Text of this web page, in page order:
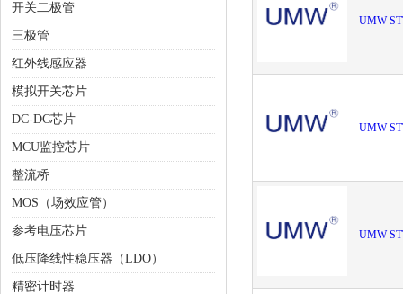
开关二极管
三极管
红外线感应器
模拟开关芯片
DC-DC芯片
MCU监控芯片
整流桥
MOS（场效应管）
参考电压芯片
低压降线性稳压器（LDO）
精密计时器
UMW
UMW
UMW